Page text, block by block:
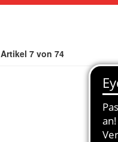
Artikel 7 von 74